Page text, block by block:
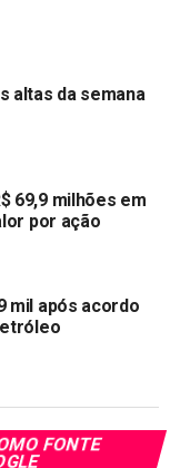
em relação ao
são: Sudão do
e Chile
REAL TRENDS
Solteiras:
de R$ 1.502
altas da semana
69,9 milhões em
por ação
mil após acordo
FONTE